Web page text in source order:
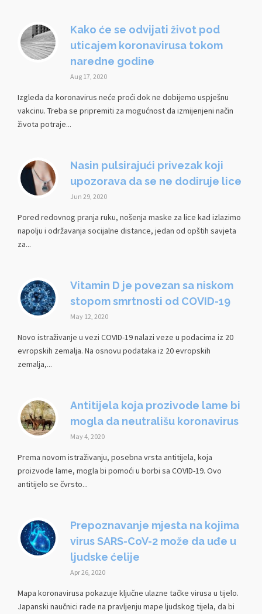
Kako će se odvijati život pod
uticajem koronavirusa tokom
naredne godine
Aug 17, 2020
Izgleda da koronavirus neće proći dok ne dobijemo uspješnu
vakcinu. Treba se pripremiti za mogućnost da izmijenjeni način
života potraje...
Nasin pulsirajući privezak koji
upozorava da se ne dodiruje lice
Jun 29, 2020
Pored redovnog pranja ruku, nošenja maske za lice kad izlazimo
napolju i održavanja socijalne distance, jedan od opštih savjeta
za...
Vitamin D je povezan sa niskom
stopom smrtnosti od COVID-19
May 12, 2020
Novo istraživanje u vezi COVID-19 nalazi veze u podacima iz 20
evropskih zemalja. Na osnovu podataka iz 20 evropskih
zemalja,...
Antitijela koja prozivode lame bi
mogla da neutrališu koronavirus
May 4, 2020
Prema novom istraživanju, posebna vrsta antitijela, koja
proizvode lame, mogla bi pomoći u borbi sa COVID-19. Ovo
antitijelo se čvrsto...
Prepoznavanje mjesta na kojima
virus SARS-CoV-2 može da uđe u
ljudske ćelije
Apr 26, 2020
Mapa koronavirusa pokazuje ključne ulazne tačke virusa u tijelo.
Japanski naučnici rade na pravljenju mape ljudskog tijela, da bi